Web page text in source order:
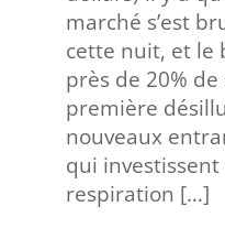
marché s’est
cette nuit, et le
près de 20%
première
nouveaux
qui investissent
respiration […]